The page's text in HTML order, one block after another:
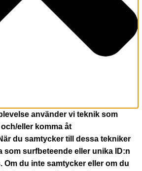
använder vi teknik som
eller komma åt
du samtycker till dessa tekniker
som surfbeteende eller unika ID:n
Om du inte samtycker eller om du